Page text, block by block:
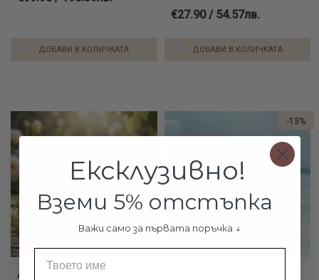
ДОБАВИ В КОЛИЧКАТА
€27.90 / 54.57лв.
ДОБАВИ В КОЛИЧКАТА
Дамски златен пръстен
-13%
Ексклузивно!
Вземи 5% отстъпка
Важи само за първата поръчка ↓